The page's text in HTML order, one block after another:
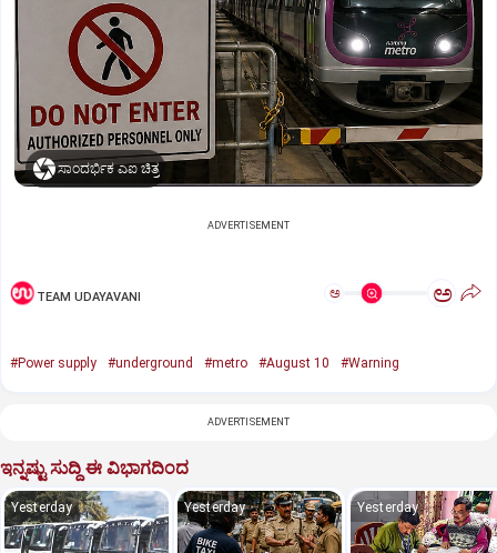
ಸಾಂದರ್ಭಿಕ ಎಐ ಚಿತ್ರ
ADVERTISEMENT
TEAM UDAYAVANI ಅ ಅ
#Power supply #underground #metro #August 10 #Warning
ADVERTISEMENT
ಇನ್ನಷ್ಟು ಸುದ್ದಿ ಈ ವಿಭಾಗದಿಂದ
Yesterday Yesterday Yesterday